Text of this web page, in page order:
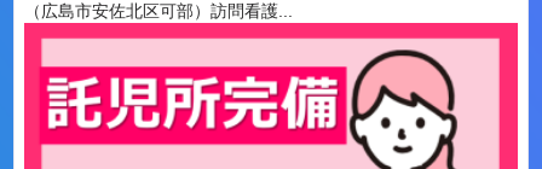
（広島市安佐北区可部）訪問看護...